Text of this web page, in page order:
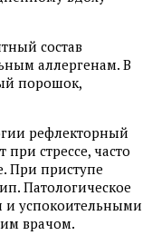
состав
аллергенам. В
порошок,
рефлекторный
стрессе, часто
При приступе
Патологическое
и успокоительными
врачом.